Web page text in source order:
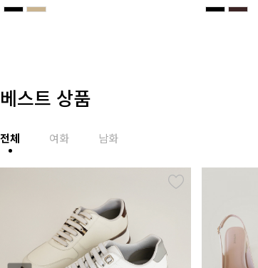
베스트 상품
전체 여화 남화